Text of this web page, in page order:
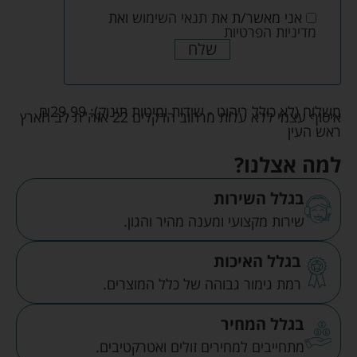
אני מאשר/ת את תנאי השימוש ואת
מדיניות הפרטיות
שלח
משלוח (לא כולל ריהוט - שידות ומיטות תינוק): ₪29.99
איסוף עצמי ללא עלות מרחוב הדקלים 22 אזה"ת לב הארץ
ראש העין
למה אצלנו?
בגלל השירות
שירות מקצועי ומענה מהיר והגון.
בגלל האיכות
רמת גימור גבוהה של כלל המוצרים.
בגלל המחיר
מתחייבים למחירים זולים ואטרקטיבים.